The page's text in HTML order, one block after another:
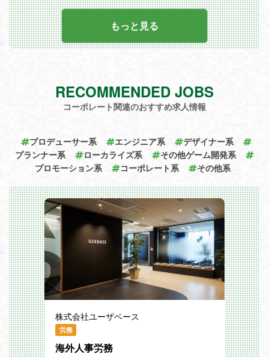
ング支援まで、ゲーム・エンターテインメ
ント業界に幅広いサービスを提供していま
す。
創業期より培ってきた実績と顧客基盤を強
みに、当社は現在、国内外におけるM&A
および戦略的アライアンスを通じたグロー
■仕事内容
入社後は、M&A案件（買収後のPMIや新規
案件の検討）、提携先・投資先との協業推
きます。
実務を通じて経験を積みながら、段階的に
より主体的な業務へとステップアップして
いただく想定です。
当初想定業務内容（アシスタント業務）
・買収企業におけるPMI推進に関する事務
局業務および管理会計業務
1. PMI進捗管理、課題整理、各種資料作成
2. 管理会計データの収集・整理、予実管
理
・投資先企業との協業推進および業績モニ
タリング業務
1.業績数値・KPIのモニタリング
2.ステアリングコミッティに関する事務局
業務（資料作成・進行管理等）
・進行中および新規M&A・投資案件に関
する実務サポート
1. 企業分析（事業・財務・市場リサー
チ）
2. Valuation(企業価値評価)関連業務
3. 契約関連業務
4. Due Diligence（デューデリジェンス）
業務
もっと見る
RECOMMENDED JOBS
コーポレート関連のおすすめ求人情報
プロデューサー系 エンジニア系
デザイナー系
プランナー系
ローカライズ系
その他ゲーム開発系
プロモーション系
コーポレート系 その他系
株式会社ユーザベース
労務
海外人事労務